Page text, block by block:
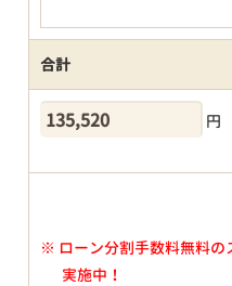
合計
円
※ ローン分割手数料無料
実施中！